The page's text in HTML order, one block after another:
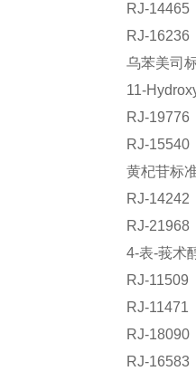
RJ-
RJ-
乌苯美司
11-
RJ-
RJ-
黄杞苷标
RJ-
RJ-
4-表-莪术
RJ-
RJ-
RJ-
RJ-